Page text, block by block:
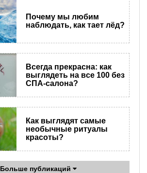
Почему мы любим
наблюдать, как тает лёд?
Всегда прекрасна: как
выглядеть на все 100 без
СПА-салона?
Как выглядят самые
необычные ритуалы
красоты?
Больше публикаций